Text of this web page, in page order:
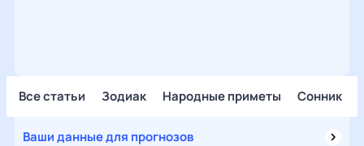
Все статьи Зодиак Народные приметы Сонник
Ваши данные для прогнозов